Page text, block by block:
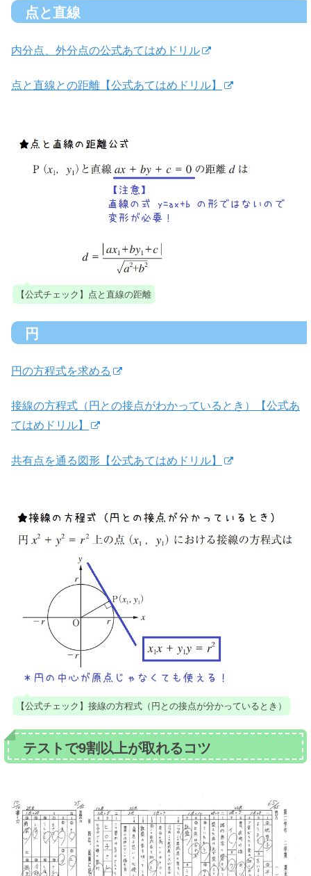
点と直線
内分点、外分点の公式あてはめドリル
点と直線との距離【公式あてはめドリル】
【公式チェック】点と直線の距離
円
円の方程式を求める
接線の方程式（円との接点がわかっているとき）【公式あ
てはめドリル】
共有点を通る図形【公式あてはめドリル】
【公式チェック】接線の方程式（円との接点が分かっているとき）
テストで9割以上が取れるコツ